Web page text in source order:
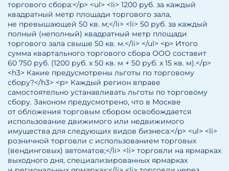
торгового сбора:</p> <ul> <li> 1200 руб. за каждый
квадратный метр площади торгового зала,
не превышающей 50 кв. м;</li> <li> 50 руб. за каждый
полный (неполный) квадратный метр площади
торгового зала свыше 50 кв. м.</li> </ul> <p> Итого
сумма квартального торгового сбора ООО составит
60 750 руб. (1200 руб. x 50 кв. м + 50 руб. x 15 кв. м).</p>
<h3> Какие предусмотрены льготы по торговому
сбору?</h3> <p> Каждый регион вправе
самостоятельно устанавливать льготы по торговому
сбору. Законом предусмотрено, что в Москве
от обложения торговым сбором освобождается
использование движимого или недвижимого
имущества для следующих видов бизнеса:</p> <ul> <li>
розничной торговли с использованием торговых
(вендинговых) автоматов;</li> <li> торговли на ярмарках
выходного дня, специализированных ярмарках